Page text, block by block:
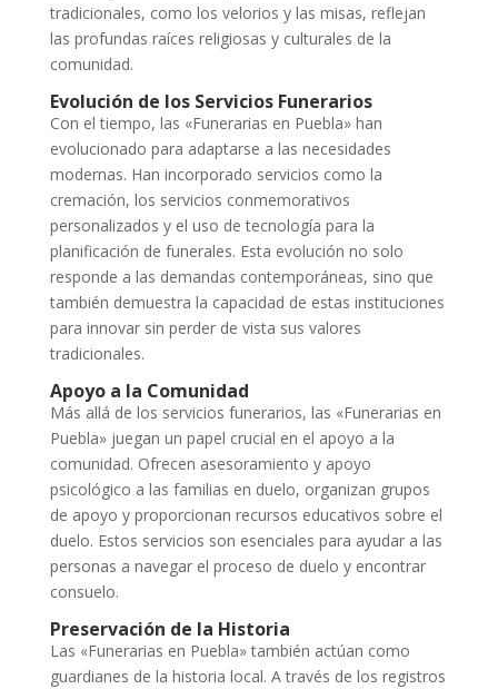
tradicionales, como los velorios y las misas, reflejan
las profundas raíces religiosas y culturales de la
comunidad.
Evolución de los Servicios Funerarios
Con el tiempo, las «Funerarias en Puebla» han
evolucionado para adaptarse a las necesidades
modernas. Han incorporado servicios como la
cremación, los servicios conmemorativos
personalizados y el uso de tecnología para la
planificación de funerales. Esta evolución no solo
responde a las demandas contemporáneas, sino que
también demuestra la capacidad de estas instituciones
para innovar sin perder de vista sus valores
tradicionales.
Apoyo a la Comunidad
Más allá de los servicios funerarios, las «Funerarias en
Puebla» juegan un papel crucial en el apoyo a la
comunidad. Ofrecen asesoramiento y apoyo
psicológico a las familias en duelo, organizan grupos
de apoyo y proporcionan recursos educativos sobre el
duelo. Estos servicios son esenciales para ayudar a las
personas a navegar el proceso de duelo y encontrar
consuelo.
Preservación de la Historia
Las «Funerarias en Puebla» también actúan como
guardianes de la historia local. A través de los registros